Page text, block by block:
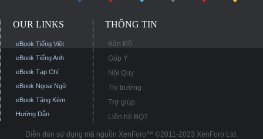
OUR LINKS
eBook Tiếng Việt
eBook Tiếng Anh
eBook Tạp Chí
eBook Ngoại Ngữ
eBook Tặng Kèm
Hướng Dẫn
THÔNG TIN
Bản Đồ
Góp Ý
Nội Quy
Thị trường
Trợ giúp
Liên hệ BQT
Diễn đàn sử dụng mã nguồn XenForo™ ©2011-2023 XenForo Ltd.